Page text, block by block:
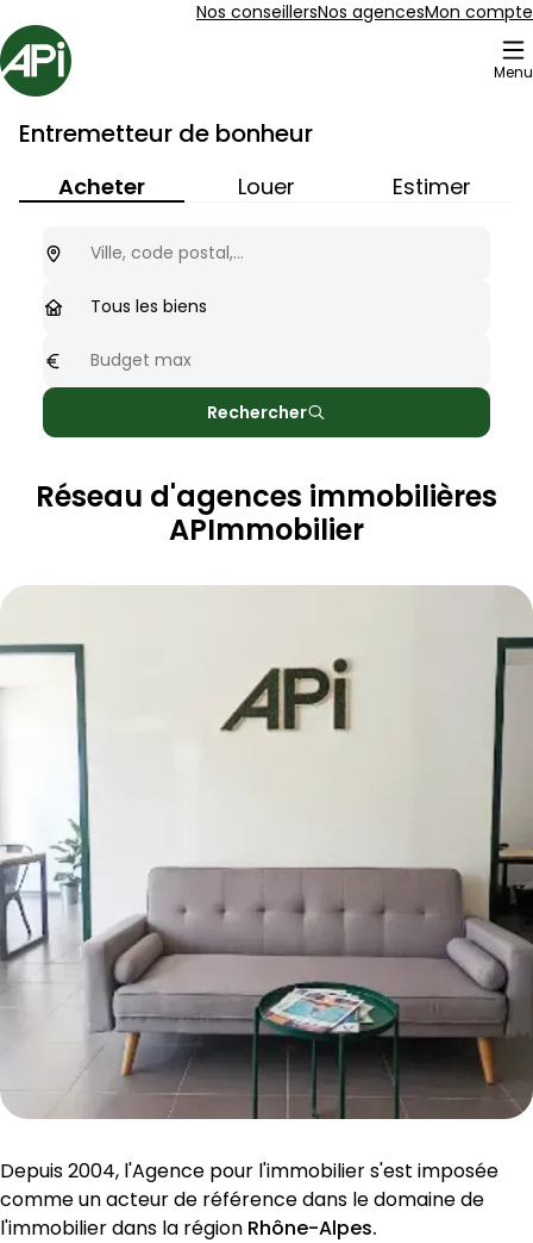
Nos conseillersNos agencesMon compte
Accueil
Menu
Entremetteur de bonheur
Acheter Louer Estimer
Tous les biens
Rechercher
Réseau d'agences immobilières
APImmobilier
Depuis 2004, l'Agence pour l'immobilier s'est imposée
comme un acteur de référence dans le domaine de
l'immobilier dans la région Rhône-Alpes.